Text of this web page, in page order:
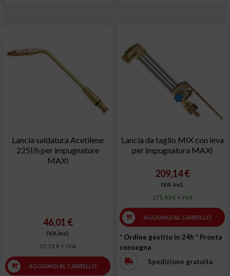
Lancia saldatura Acetilene
225l/h per impugnature
MAXI
46,01 €
IVA incl.
37,71 € + IVA
AGGIUNGI AL CARRELLO
Lancia da taglio MIX con leva
per impugnatura MAXI
209,14 €
IVA incl.
171,43 € + IVA
AGGIUNGI AL CARRELLO
* Ordine gestito in 24h * Pronta
consegna
Spedizione gratuita